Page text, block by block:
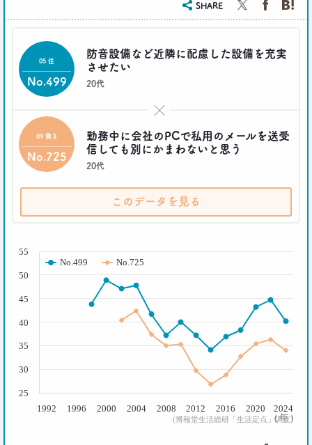
SHARE
防音設備など近隣に配慮した設備を充実
させたい
20代
05 住
No.499
勤務中に会社のPCで私用のメールを送受
信しても別にかまわないと思う
20代
09 働き
No.725
このデータを見る
( 年 )
(博報堂生活総研「生活定点」調査)
No.499 No.725
1992 1996 2000 2004 2008 2012 2016 2020 2024
40
50
25
30
35
45
55